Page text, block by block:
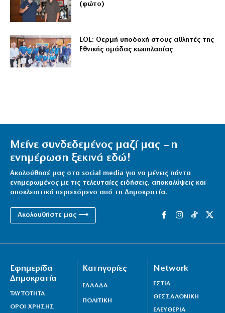
(φώτο)
ΕΟΕ: Θερμή υποδοχή στους αθλητές της
Εθνικής ομάδας κωπηλασίας
Μείνε συνδεδεμένος μαζί μας – η
ενημέρωση ξεκινά εδώ!
Ακολούθησέ μας στα social media για να μένεις πάντα
ενημερωμένος με τις τελευταίες ειδήσεις, αποκαλύψεις και
αποκλειστικό περιεχόμενο από τη Δημοκρατία.
Ακολουθήστε μας ⟶
Εφημερίδα
Δημοκρατία
ΤΑΥΤΟΤΗΤΑ
ΟΡΟΙ ΧΡΗΣΗΣ
Κατηγορίες
ΕΛΛΑΔΑ
ΠΟΛΙΤΙΚΗ
Network
ΕΣΤΙΑ
ΘΕΣΣΑΛΟΝΙΚΗ
ΕΛΕΥΘΕΡΙΑ